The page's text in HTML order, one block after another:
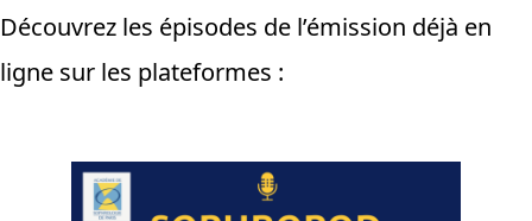
Découvrez les épisodes de l’émission déjà en
ligne sur les plateformes :